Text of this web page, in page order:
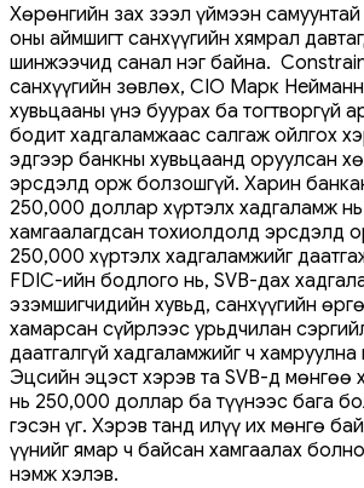
Хөрөнгийн зах зээл үймээн
оны аймшигт санхүүгийн хямрал
шинжээчид санал нэг байна.
санхүүгийн зөвлөх, CIO Марк
хувьцааны үнэ буурах ба тогтворгүй
бодит хадгаламжаас салгаж ойлгох
эдгээр банкны хувьцаанд оруулсан
эрсдэлд орж болзошгүй. Харин
250,000 доллар хүртэлх хадгаламж
хамгаалагдсан тохиолдолд эрсдэлд
250,000 хүртэлх хадгаламжийг
FDIC-ийн бодлого нь, SVB-дах
эзэмшигчидийн хувьд, санхүүгийн
хамарсан сүйрлээс урьдчилан
даатгалгүй хадгаламжийг ч
Эцсийн эцэст хэрэв та SVB-д мөнгөө
нь 250,000 доллар ба түүнээс бага
гэсэн үг. Хэрэв танд илүү их мөнгө
үүнийг ямар ч байсан хамгаалах
нэмж хэлэв.